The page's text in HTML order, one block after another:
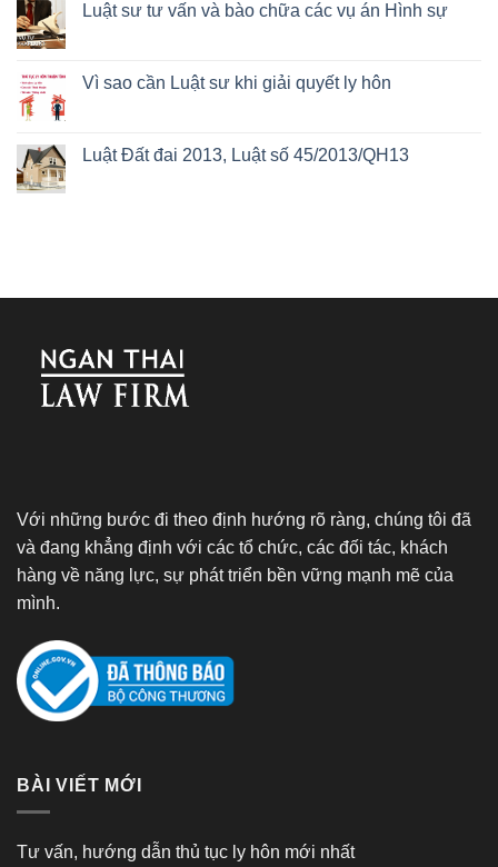
Luật sư tư vấn và bào chữa các vụ án Hình sự
Vì sao cần Luật sư khi giải quyết ly hôn
Luật Đất đai 2013, Luật số 45/2013/QH13
Với những bước đi theo định hướng rõ ràng, chúng tôi đã
và đang khẳng định với các tổ chức, các đối tác, khách
hàng về năng lực, sự phát triển bền vững mạnh mẽ của
mình.
BÀI VIẾT MỚI
Tư vấn, hướng dẫn thủ tục ly hôn mới nhất